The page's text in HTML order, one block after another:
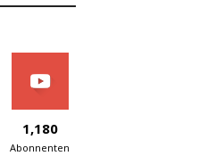
1,180
Abonnenten